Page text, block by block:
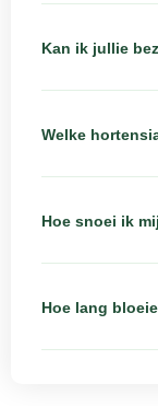
Kan ik jullie
Welke
Hoe snoei ik
Hoe lang